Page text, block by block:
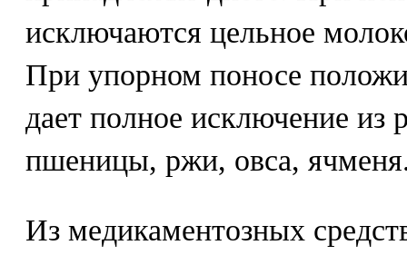
исключаются цельное
При упорном поносе
дает полное исключение из
пшеницы, ржи, овса,
Из медикаментозных